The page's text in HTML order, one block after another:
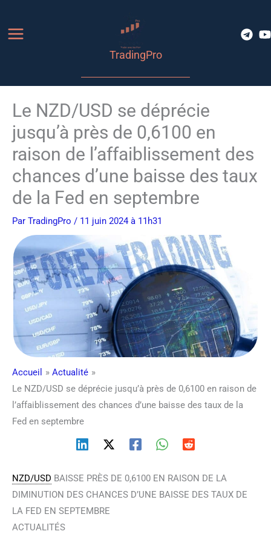
contenu
TradingPro
Le NZD/USD se déprécie
jusqu’à près de 0,6100 en
raison de l’affaiblissement des
chances d’une baisse des taux
de la Fed en septembre
Par TradingPro / 11 juin 2024 à 11h31
Accueil
Actualité
Le NZD/USD se déprécie jusqu’à près de 0,6100 en raison de
l’affaiblissement des chances d’une baisse des taux de la
Fed en septembre
NZD/USD BAISSE PRÈS DE 0,6100 EN RAISON DE LA
DIMINUTION DES CHANCES D’UNE BAISSE DES TAUX DE
LA FED EN SEPTEMBRE
ACTUALITÉS